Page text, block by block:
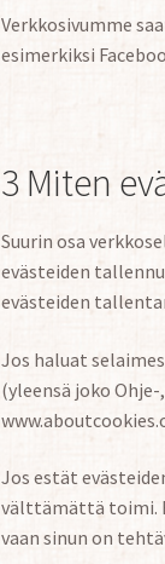
Verkkosivumme
esimerkiksi
3 Miten
Suurin osa
evästeiden
evästeiden
Jos haluat
(yleensä joko
Jos estät
välttämättä toimi.
vaan sinun on